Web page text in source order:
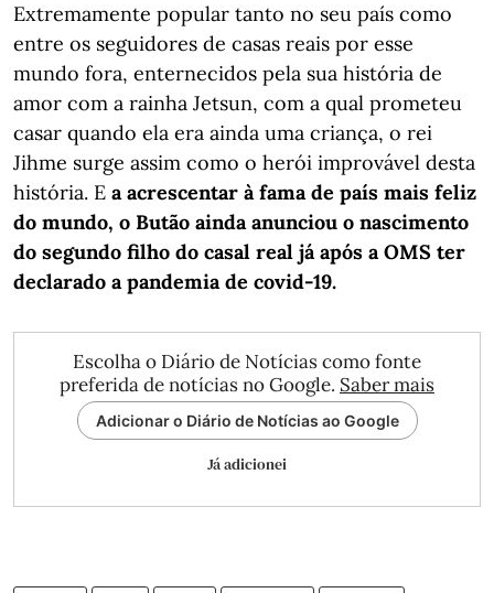
Extremamente popular tanto no seu país como
entre os seguidores de casas reais por esse
mundo fora, enternecidos pela sua história de
amor com a rainha Jetsun, com a qual prometeu
casar quando ela era ainda uma criança, o rei
Jihme surge assim como o herói improvável desta
história. E a acrescentar à fama de país mais feliz
do mundo, o Butão ainda anunciou o nascimento
do segundo filho do casal real já após a OMS ter
declarado a pandemia de covid-19.
Escolha o Diário de Notícias como fonte
preferida de notícias no Google. Saber mais
Adicionar o Diário de Notícias ao Google
Já adicionei